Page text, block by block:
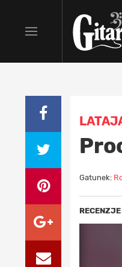
Gatunek:
RECENZJE